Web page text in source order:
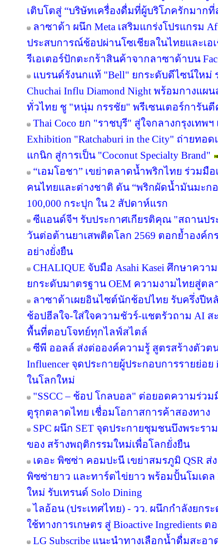
เติบโตสู่ “บริษัทเครื่องดื่มที่ผู้บริโภครักมากที่
ลาซาด้า ผนึก Meta เสริมแกร่งโปรแกรม
ประสบการณ์ช้อปผ่านโซเชียลในไทยและเอ
รีเอเตอร์ปักตะกร้าสินค้าจากลาซาด้าบน
แบรนด์รังนกแท้ "Bell" ยกระดับดีไซน์ใหม่
Chuchai Influ Diamond Night พร้อมกางแ
ทั่วไทย ชู "หนุ่ม กรรชัย" พรีเซนเตอร์การัน
Thai Coco ยก "ราชบุรี" สู่ใจกลางกรุงเทพฯ
Exhibition "Ratchaburi in the City" ถ่ายทอ
แกนิก สู่การเป็น "Coconut Specialty Brand"
“เอมโอชา” เขย่าตลาดน้ำพริกไทย ร่วมมื
คนไทยและต่างชาติ ดัน “พริกผัดน้ำมันมะก
100,000 กระปุก ใน 2 สัปดาห์แรก
ซีแอนด์จีฯ รับประกาศเกียรติคุณ "สถานป
วันต่อต้านยาเสพติดโลก 2569 ตอกย้ำองค์
อย่างยั่งยืน
CHALIQUE จับมือ Asahi Kasei ศึกษาคว
ยกระดับมาตรฐาน OEM ความงามไทยสู่ตล
ลาซาด้าเผยอินไซต์นักช้อปไทย รับครึ่งปีห
ช้อปฮีลใจ-ใส่ใจความชัวร์-แชตรัวถาม AI
พื้นที่ตอบโจทย์ทุกไลฟ์สไตล์
ซีพี ออลล์ ส่งต่อองค์ความรู้ สูตรสร้างตัวต
Influencer จุดประกายผู้ประกอบการรายย่อ
ในโลกใหม่
"SSCC – ช้อป โกลบอล" ต่อยอดความร่ว
ตูรุกตลาดไทย เชื่อมโอกาสการค้าสองทาง
SPC ผนึก SET จุดประกายชุมชนบึงพระร
ของ สร้างพฤติกรรมใหม่เพื่อโลกยั่งยืน
เดอะ พิซซ่า คอมปะนี เขย่าสมรภูมิ QSR ส่
พิซซ่ายาว และทาร์ตไข่ยาว พร้อมปั้นโมเดล
ใหม่ รับเทรนด์ Solo Dining
ไลอ้อน (ประเทศไทย) - วว. ผนึกกำลังยกร
ใช้ทางการเกษตร สู่ Bioactive Ingredients
LG Subscribe แนะนำทางเลือกน้ำดื่มสะอ